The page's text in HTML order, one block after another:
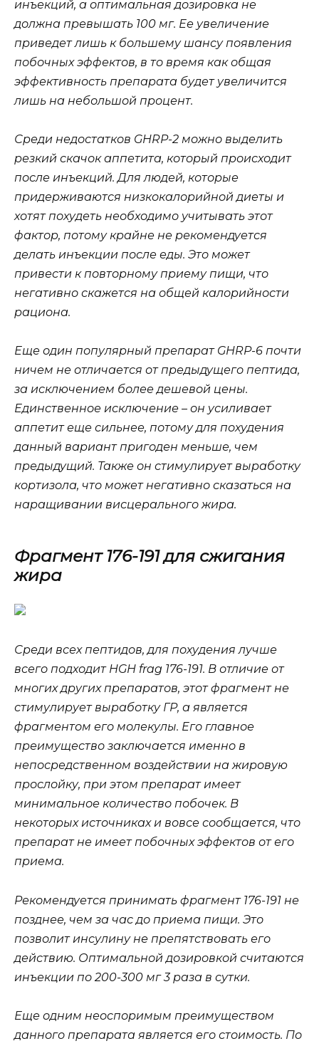
инъекций, а оптимальная дозировка не
должна превышать 100 мг. Ее увеличение
приведет лишь к большему шансу появления
побочных эффектов, в то время как общая
эффективность препарата будет увеличится
лишь на небольшой процент.
Среди недостатков GHRP-2 можно выделить
резкий скачок аппетита, который происходит
после инъекций. Для людей, которые
придерживаются низкокалорийной диеты и
хотят похудеть необходимо учитывать этот
фактор, потому крайне не рекомендуется
делать инъекции после еды. Это может
привести к повторному приему пищи, что
негативно скажется на общей калорийности
рациона.
Еще один популярный препарат GHRP-6 почти
ничем не отличается от предыдущего пептида,
за исключением более дешевой цены.
Единственное исключение – он усиливает
аппетит еще сильнее, потому для похудения
данный вариант пригоден меньше, чем
предыдущий. Также он стимулирует выработку
кортизола, что может негативно сказаться на
наращивании висцерального жира.
Фрагмент 176-191 для сжигания
жира
Среди всех пептидов, для похудения лучше
всего подходит HGH frag 176-191. В отличие от
многих других препаратов, этот фрагмент не
стимулирует выработку ГР, а является
фрагментом его молекулы. Его главное
преимущество заключается именно в
непосредственном воздействии на жировую
прослойку, при этом препарат имеет
минимальное количество побочек. В
некоторых источниках и вовсе сообщается, что
препарат не имеет побочных эффектов от его
приема.
Рекомендуется принимать фрагмент 176-191 не
позднее, чем за час до приема пищи. Это
позволит инсулину не препятствовать его
действию. Оптимальной дозировкой считаются
инъекции по 200-300 мг 3 раза в сутки.
Еще одним неоспоримым преимуществом
данного препарата является его стоимость. По